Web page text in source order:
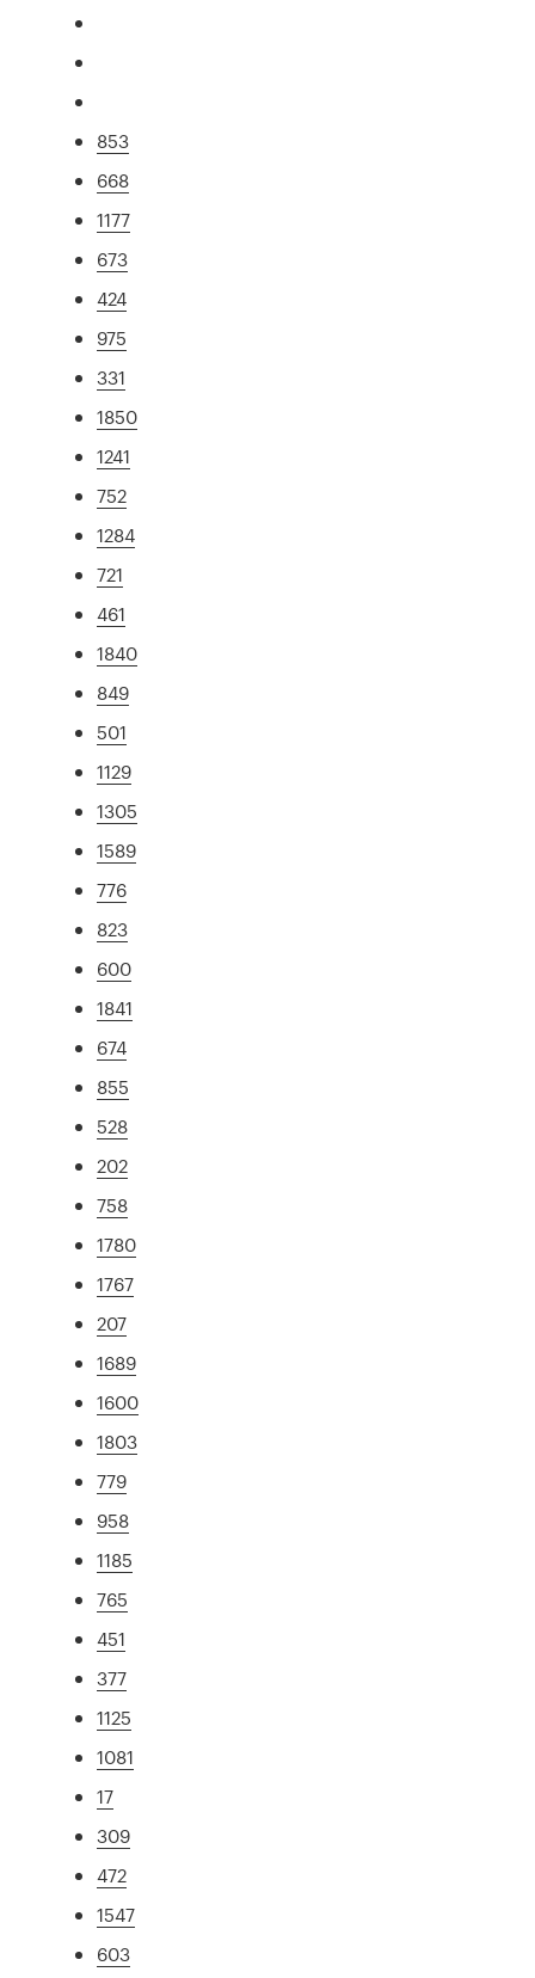
853
668
1177
673
424
975
331
1850
1241
752
1284
721
461
1840
849
501
1129
1305
1589
776
823
600
1841
674
855
528
202
758
1780
1767
207
1689
1600
1803
779
958
1185
765
451
377
1125
1081
17
309
472
1547
603